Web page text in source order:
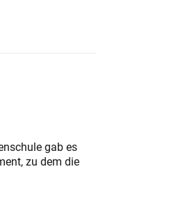
gab es
zu dem die